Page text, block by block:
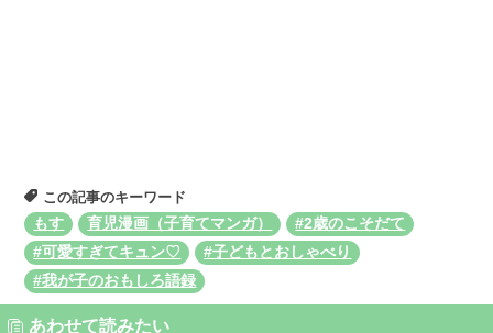
この記事のキーワード
もす
育児漫画（子育てマンガ）
#2歳のこそだて
#可愛すぎてキュン♡
#子どもとおしゃべり
#我が子のおもしろ語録
あわせて読みたい